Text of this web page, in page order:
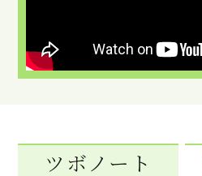
ツボノート